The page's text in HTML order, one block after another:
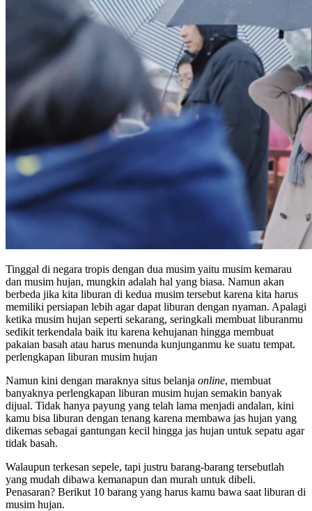
Tinggal di negara tropis dengan dua musim yaitu musim kemarau
dan musim hujan, mungkin adalah hal yang biasa. Namun akan
berbeda jika kita liburan di kedua musim tersebut karena kita harus
memiliki persiapan lebih agar dapat liburan dengan nyaman. Apalagi
ketika musim hujan seperti sekarang, seringkali membuat liburanmu
sedikit terkendala baik itu karena kehujanan hingga membuat
pakaian basah atau harus menunda kunjunganmu ke suatu tempat.
perlengkapan liburan musim hujan
Namun kini dengan maraknya situs belanja online, membuat
banyaknya perlengkapan liburan musim hujan semakin banyak
dijual. Tidak hanya payung yang telah lama menjadi andalan, kini
kamu bisa liburan dengan tenang karena membawa jas hujan yang
dikemas sebagai gantungan kecil hingga jas hujan untuk sepatu agar
tidak basah.
Walaupun terkesan sepele, tapi justru barang-barang tersebutlah
yang mudah dibawa kemanapun dan murah untuk dibeli.
Penasaran? Berikut 10 barang yang harus kamu bawa saat liburan di
musim hujan.